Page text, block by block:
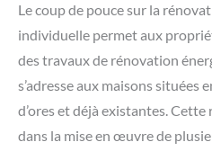
Le coup de pouce sur la
individuelle permet aux
des travaux de rénovation
s’adresse aux maisons situées
d’ores et déjà existantes.
dans la mise en œuvre de